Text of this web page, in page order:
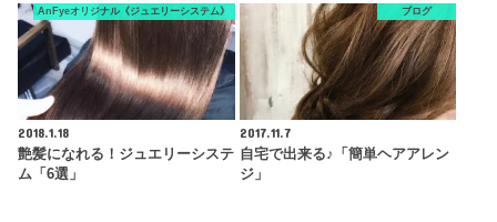
AnFyeオリジナル《ジュエリーシステム》
2018.1.18
艶髪になれる！ジュエリーシステ
ム「6選」
ブログ
2017.11.7
自宅で出来る♪「簡単ヘアアレン
ジ」